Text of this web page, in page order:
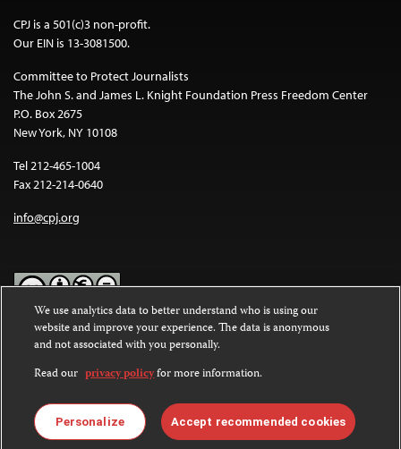
CPJ is a 501(c)3 non-profit.
Our EIN is 13-3081500.
Committee to Protect Journalists
The John S. and James L. Knight Foundation Press Freedom Center
P.O. Box 2675
New York, NY 10108
Tel 212-465-1004
Fax 212-214-0640
info@cpj.org
Except where noted, text on this website is licensed under a
Commons Attribution-NonCommercial-NoDerivatives 4.0
International License.
Images and other media are not covered by the Creative Commons
license. For more information about permissions, see ourFAQs
We use analytics data to better understand who is using our
website and improve your experience. The data is anonymous
and not associated with you personally.
Read our privacy policyfor more information.
Personalize Accept recommended cookies